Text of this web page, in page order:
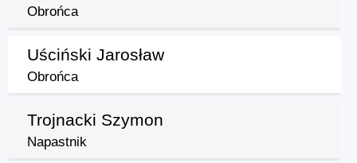
Obrońca
Uściński Jarosław
Obrońca
Trojnacki Szymon
Napastnik